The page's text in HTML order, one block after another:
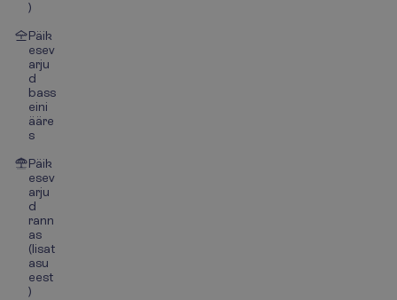
)
Päik
esev
arju
d
bass
eini
ääre
s
Päik
esev
arju
d
rann
as
(lisat
asu
eest
)